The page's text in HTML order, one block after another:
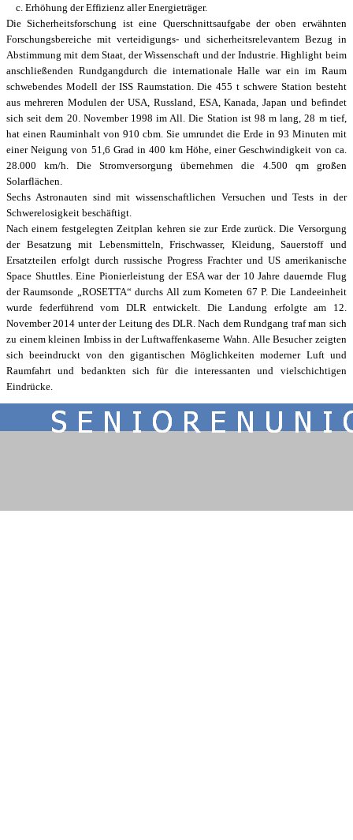
c. Erhöhung der Effizienz aller Energieträger.
Die Sicherheitsforschung ist eine Querschnittsaufgabe der oben erwähnten
Forschungsbereiche mit verteidigungs- und sicherheitsrelevantem Bezug in
Abstimmung mit dem Staat, der Wissenschaft und der Industrie. Highlight beim
anschließenden Rundgangdurch die internationale Halle war ein im Raum
schwebendes Modell der ISS Raumstation. Die 455 t schwere Station besteht
aus mehreren Modulen der USA, Russland, ESA, Kanada, Japan und befindet
sich seit dem 20. November 1998 im All. Die Station ist 98 m lang, 28 m tief,
hat einen Rauminhalt von 910 cbm. Sie umrundet die Erde in 93 Minuten mit
einer Neigung von 51,6 Grad in 400 km Höhe, einer Geschwindigkeit von ca.
28.000 km/h. Die Stromversorgung übernehmen die 4.500 qm großen
Solarflächen.
Sechs Astronauten sind mit wissenschaftlichen Versuchen und Tests in der
Schwerelosigkeit beschäftigt.
Nach einem festgelegten Zeitplan kehren sie zur Erde zurück. Die Versorgung
der Besatzung mit Lebensmitteln, Frischwasser, Kleidung, Sauerstoff und
Ersatzteilen erfolgt durch russische Progress Frachter und US amerikanische
Space Shuttles. Eine Pionierleistung der ESA war der 10 Jahre dauernde Flug
der Raumsonde „ROSETTA“ durchs All zum Kometen 67 P. Die Landeeinheit
wurde federführend vom DLR entwickelt. Die Landung erfolgte am 12.
November 2014 unter der Leitung des DLR. Nach dem Rundgang traf man sich
zu einem kleinen Imbiss in der Luftwaffenkaserne Wahn. Alle Besucher zeigten
sich beeindruckt von den gigantischen Möglichkeiten moderner Luft und
Raumfahrt und bedankten sich für die interessanten und vielschichtigen
Eindrücke.